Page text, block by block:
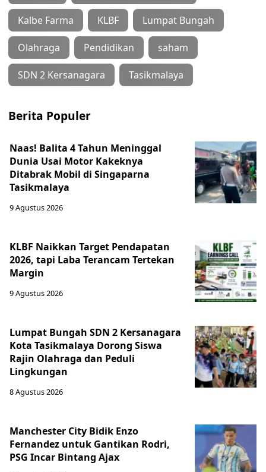
Kalbe Farma KLBF Lumpat Bungah
Olahraga Pendidikan saham
SDN 2 Kersanagara Tasikmalaya
Berita Populer
Naas! Balita 4 Tahun Meninggal
Dunia Usai Motor Kakeknya
Ditabrak Mobil di Singaparna
Tasikmalaya
9 Agustus 2026
KLBF Naikkan Target Pendapatan
2026, tapi Laba Terancam Tertekan
Margin
9 Agustus 2026
Lumpat Bungah SDN 2 Kersanagara
Kota Tasikmalaya Dorong Siswa
Rajin Olahraga dan Peduli
Lingkungan
8 Agustus 2026
Manchester City Bidik Enzo
Fernandez untuk Gantikan Rodri,
PSG Incar Bintang Ajax